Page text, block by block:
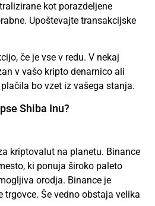
kot porazdeljene
Upoštevajte transakcijske
če je vse v redu. V nekaj
v vašo kripto denarnico ali
bo vzet iz vašega stanja.
Shiba Inu?
kriptovalut na planetu. Binance
ki ponuja široko paleto
orodja. Binance je
trgovce. Še vedno obstaja velika